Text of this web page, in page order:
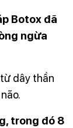
Botox đã
ngừa
dây thần
lên não.
trong đó 8